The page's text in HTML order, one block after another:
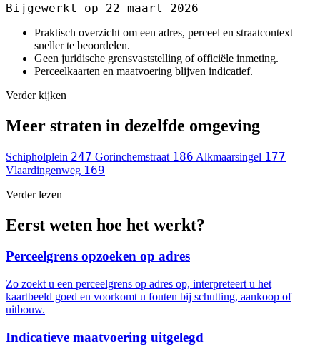
Bijgewerkt op 22 maart 2026
Praktisch overzicht om een adres, perceel en straatcontext
sneller te beoordelen.
Geen juridische grensvaststelling of officiële inmeting.
Perceelkaarten en maatvoering blijven indicatief.
Verder kijken
Meer straten in dezelfde omgeving
Schipholplein 247 Gorinchemstraat 186 Alkmaarsingel 177
Vlaardingenweg 169
Verder lezen
Eerst weten hoe het werkt?
Perceelgrens opzoeken op adres
Zo zoekt u een perceelgrens op adres op, interpreteert u het
kaartbeeld goed en voorkomt u fouten bij schutting, aankoop of
uitbouw.
Indicatieve maatvoering uitgelegd